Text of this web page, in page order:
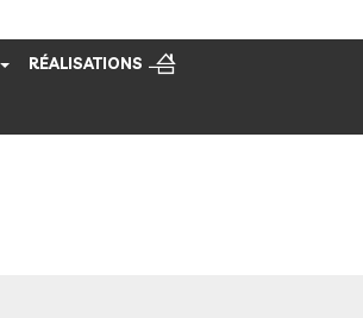
RÉALISATIONS